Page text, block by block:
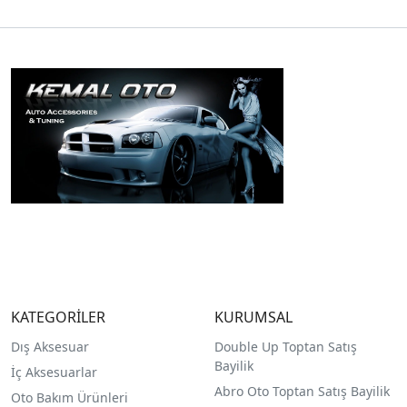
KATEGORİLER
Dış Aksesuar
İç Aksesuarlar
Oto Bakım Ürünleri
KURUMSAL
Double Up Toptan Satış
Bayilik
Abro Oto Toptan Satış Bayilik